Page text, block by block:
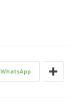
WhatsApp